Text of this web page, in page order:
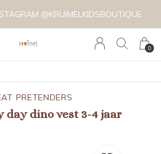
0
@KRUIMELKIDSBOUTIQUE
PRETENDERS
day dino vest 3-4 jaar